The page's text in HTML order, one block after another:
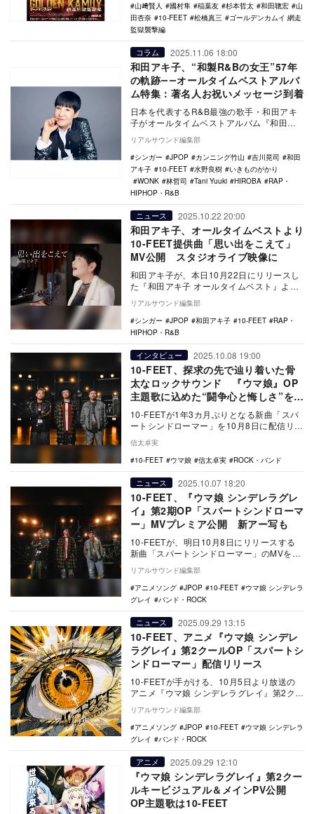
山﨑賢人
國村隼 稲葉友 杉本哲太 和田聰宏
山
田杏奈
10-FEET 松橋真三
ゴールデンカムイ 網走
監獄襲撃編
コラム 2025.11.06 18:00
和田アキ子、“和製R&Bの女王”57年
の軌跡――オールタイムベストアルバ
ム特集：著名人お祝いメッセージ到着
日本を代表するR&B最強の歌手・和田アキ
子がオールタイムベストアルバム『和田ア
キ子 オールタイムベスト』をリリースし
た。…
リアルサウンド編集部
シンガー
JPOP カンニング竹山 吉川晃司
和田
アキ子
10-FEET 水野良樹
いきものがかり
WONK
林哲司 Tani Yuuki HIROBA
RAP・
HIPHOP・R&B
ニュース 2025.10.22 20:00
和田アキ子、オールタイムベストより
10-FEET提供曲「思い出をこえて」
MV公開 スタジオライブ映像に
和田アキ子が、本日10月22日にリリースし
た『和田アキ子 オールタイムベスト』より
収録曲「思い出をこえて」のMVを公開し
た。 …
リアルサウンド編集部
シンガー
JPOP 和田アキ子 10-FEET
RAP・
HIPHOP・R&B
インタビュー 2025.10.08 19:00
10-FEET、探求の先で辿り着いた骨
太なロックサウンド 『ウマ娘』OP
主題歌に込めた“闘争心と悔しさ”を語
る
10-FEETが1年3カ月ぶりとなる新曲「スパ
ートシンドローマー」を10月8日に配信リリ
ースした。3人へのインタビューを通して、
…
信太卓実
10-FEET
ウマ娘 信太卓実 ROCK・バンド
ニュース 2025.10.07 18:20
10-FEET、『ウマ娘 シンデレラグレ
イ』第2期OP「スパートシンドローマ
ー」MVプレミア公開 新アー写も
10-FEETが、明日10月8日にリリースする
新曲「スパートシンドローマー」のMVを同
日21時にプレミア公開。また、新たなアー
テ…
リアルサウンド編集部
アニメソング
JPOP 10-FEET
ウマ娘 シンデレラ
グレイ
バンド・ROCK
ニュース 2025.09.29 13:15
10-FEET、アニメ『ウマ娘 シンデレ
ラグレイ』第2クールOP「スパートシ
ンドローマー」配信リリース
10-FEETが手がける、10月5日より放送の
アニメ『ウマ娘 シンデレラグレイ』第2クー
ルのオープニング主題歌のタイトルが「ス
パ…
リアルサウンド編集部
アニメソング
JPOP 10-FEET
ウマ娘 シンデレラ
グレイ
バンド・ROCK
アニメ 2025.09.29 12:10
『ウマ娘 シンデレラグレイ』第2クー
ルキービジュアル＆メインPV公開
OP主題歌は10-FEET